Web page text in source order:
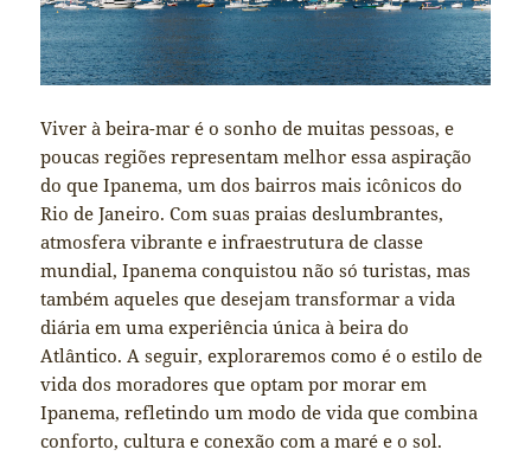
Viver à beira-mar é o sonho de muitas pessoas, e
poucas regiões representam melhor essa aspiração
do que Ipanema, um dos bairros mais icônicos do
Rio de Janeiro. Com suas praias deslumbrantes,
atmosfera vibrante e infraestrutura de classe
mundial, Ipanema conquistou não só turistas, mas
também aqueles que desejam transformar a vida
diária em uma experiência única à beira do
Atlântico. A seguir, exploraremos como é o estilo de
vida dos moradores que optam por morar em
Ipanema, refletindo um modo de vida que combina
conforto, cultura e conexão com a maré e o sol.